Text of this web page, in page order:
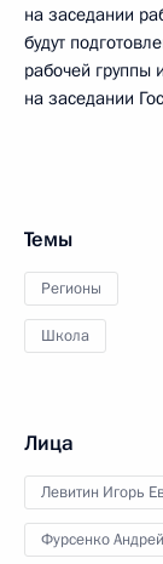
на заседании
будут
рабочей группы
на заседании
Темы
Регионы
Школа
Лица
Левитин Игорь
Фурсенко